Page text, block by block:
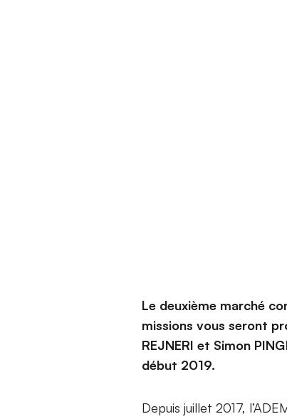
Le deuxième marché
missions vous seront
REJNERI et Simon
début 2019.
Depuis juillet 2017,